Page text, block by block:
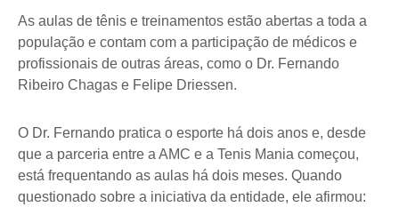
As aulas de tênis e treinamentos estão abertas a toda a
população e contam com a participação de médicos e
profissionais de outras áreas, como o Dr. Fernando
Ribeiro Chagas e Felipe Driessen.
O Dr. Fernando pratica o esporte há dois anos e, desde
que a parceria entre a AMC e a Tenis Mania começou,
está frequentando as aulas há dois meses. Quando
questionado sobre a iniciativa da entidade, ele afirmou: